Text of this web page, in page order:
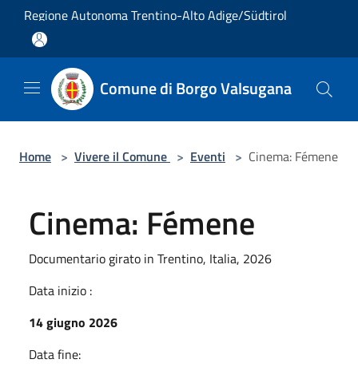
Salta al contenuto principale
Regione Autonoma Trentino-Alto Adige/Südtirol
Comune di Borgo Valsugana
Home > Vivere il Comune > Eventi > Cinema: Fémene
Cinema: Fémene
Documentario girato in Trentino, Italia, 2026
Data inizio :
14 giugno 2026
Data fine: